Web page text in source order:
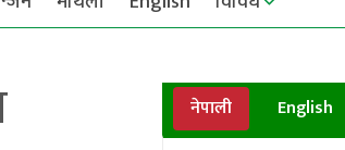
नेपाली English